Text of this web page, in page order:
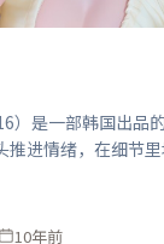
）是一部韩国出品
推进情绪，在细节
谜底。摄影与美术共
感。由奉俊昊执导
袂出演。影片于
10年前